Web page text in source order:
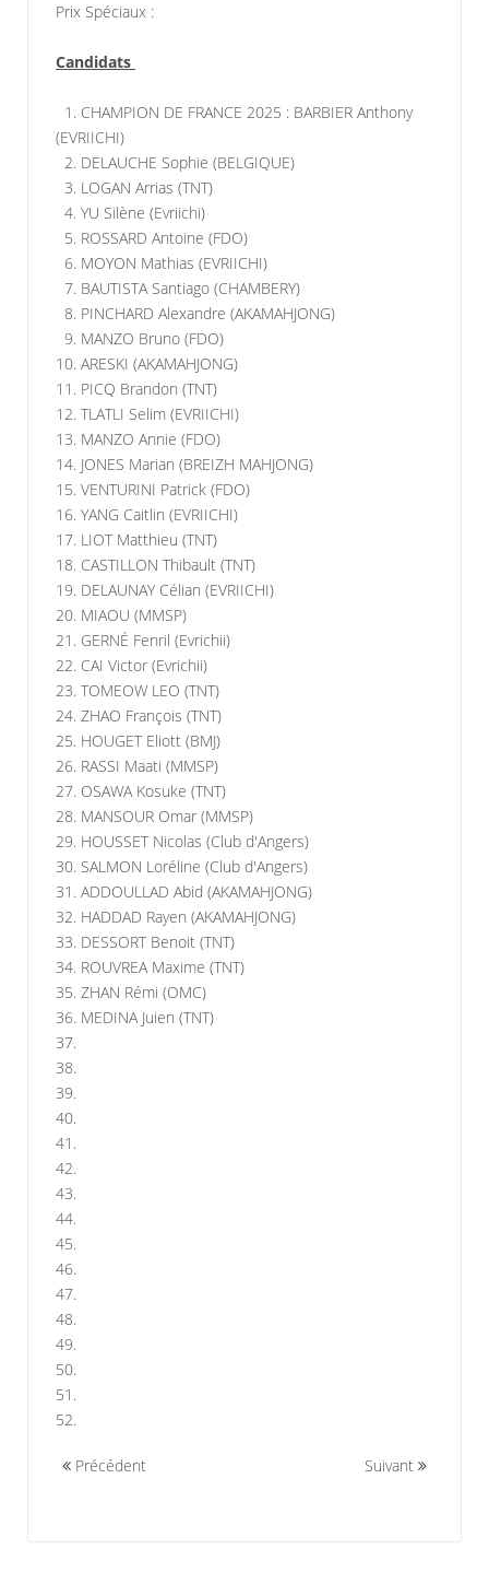
Prix Spéciaux :
Candidats
1. CHAMPION DE FRANCE 2025 : BARBIER Anthony
(EVRIICHI)
2. DELAUCHE Sophie (BELGIQUE)
3. LOGAN Arrias (TNT)
4. YU Silène (Evriichi)
5. ROSSARD Antoine (FDO)
6. MOYON Mathias (EVRIICHI)
7. BAUTISTA Santiago (CHAMBERY)
8. PINCHARD Alexandre (AKAMAHJONG)
9. MANZO Bruno (FDO)
10. ARESKI (AKAMAHJONG)
11. PICQ Brandon (TNT)
12. TLATLI Selim (EVRIICHI)
13. MANZO Annie (FDO)
14. JONES Marian (BREIZH MAHJONG)
15. VENTURINI Patrick (FDO)
16. YANG Caitlin (EVRIICHI)
17. LIOT Matthieu (TNT)
18. CASTILLON Thibault (TNT)
19. DELAUNAY Célian (EVRIICHI)
20. MIAOU (MMSP)
21. GERNÉ Fenril (Evrichii)
22. CAI Victor (Evrichii)
23. TOMEOW LEO (TNT)
24. ZHAO François (TNT)
25. HOUGET Eliott (BMJ)
26. RASSI Maati (MMSP)
27. OSAWA Kosuke (TNT)
28. MANSOUR Omar (MMSP)
29. HOUSSET Nicolas (Club d'Angers)
30. SALMON Loréline (Club d'Angers)
31. ADDOULLAD Abid (AKAMAHJONG)
32. HADDAD Rayen (AKAMAHJONG)
33. DESSORT Benoit (TNT)
34. ROUVREA Maxime (TNT)
35. ZHAN Rémi (OMC)
36. MEDINA Juien (TNT)
37.
38.
39.
40.
41.
42.
43.
44.
45.
46.
47.
48.
49.
50.
51.
52.
Précédent Suivant